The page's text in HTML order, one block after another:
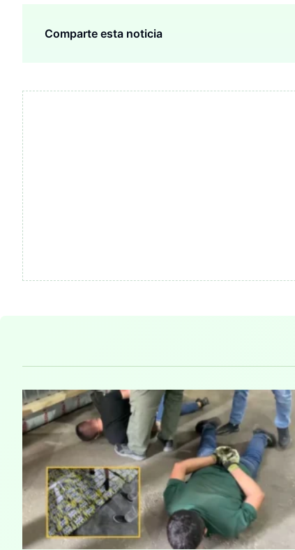
Comparte esta noticia